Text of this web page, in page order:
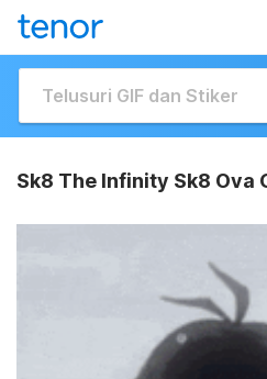
Sk8 The Infinity Sk8 Ova